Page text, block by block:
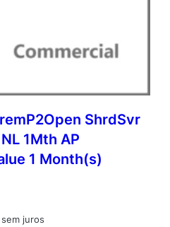
ShrdSvr
1Mth AP
1 Month(s)
sem juros